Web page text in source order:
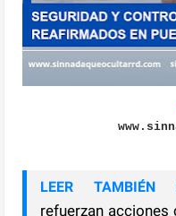
LEER TAMBIÉN
refuerzan